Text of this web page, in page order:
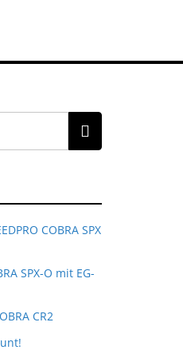
COBRA SPX
SPX-O mit EG-
CR2